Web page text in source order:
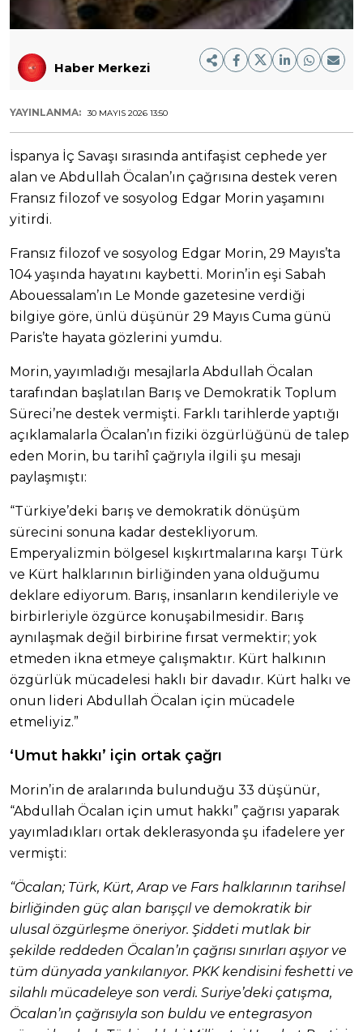
Haber Merkezi
YAYINLANMA: 30 MAYIS 2026 13:50
İspanya İç Savaşı sırasında antifaşist cephede yer
alan ve Abdullah Öcalan’ın çağrısına destek veren
Fransız filozof ve sosyolog Edgar Morin yaşamını
yitirdi.
Fransız filozof ve sosyolog Edgar Morin, 29 Mayıs’ta
104 yaşında hayatını kaybetti. Morin’in eşi Sabah
Abouessalam’ın Le Monde gazetesine verdiği
bilgiye göre, ünlü düşünür 29 Mayıs Cuma günü
Paris’te hayata gözlerini yumdu.
Morin, yayımladığı mesajlarla Abdullah Öcalan
tarafından başlatılan Barış ve Demokratik Toplum
Süreci’ne destek vermişti. Farklı tarihlerde yaptığı
açıklamalarla Öcalan’ın fiziki özgürlüğünü de talep
eden Morin, bu tarihî çağrıyla ilgili şu mesajı
paylaşmıştı:
“Türkiye’deki barış ve demokratik dönüşüm
sürecini sonuna kadar destekliyorum.
Emperyalizmin bölgesel kışkırtmalarına karşı Türk
ve Kürt halklarının birliğinden yana olduğumu
deklare ediyorum. Barış, insanların kendileriyle ve
birbirleriyle özgürce konuşabilmesidir. Barış
aynılaşmak değil birbirine fırsat vermektir; yok
etmeden ikna etmeye çalışmaktır. Kürt halkının
özgürlük mücadelesi haklı bir davadır. Kürt halkı ve
onun lideri Abdullah Öcalan için mücadele
etmeliyiz.”
‘Umut hakkı’ için ortak çağrı
Morin’in de aralarında bulunduğu 33 düşünür,
“Abdullah Öcalan için umut hakkı” çağrısı yaparak
yayımladıkları ortak deklerasyonda şu ifadelere yer
vermişti:
“Öcalan; Türk, Kürt, Arap ve Fars halklarının tarihsel
birliğinden güç alan barışçıl ve demokratik bir
ulusal özgürleşme öneriyor. Şiddeti mutlak bir
şekilde reddeden Öcalan’ın çağrısı sınırları aşıyor ve
tüm dünyada yankılanıyor. PKK kendisini feshetti ve
silahlı mücadeleye son verdi. Suriye’deki çatışma,
Öcalan’ın çağrısıyla son buldu ve entegrasyon